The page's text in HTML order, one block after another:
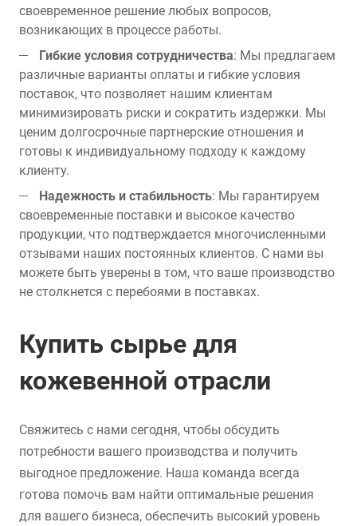
своевременное решение любых вопросов,
возникающих в процессе работы.
Гибкие условия сотрудничества: Мы предлагаем
различные варианты оплаты и гибкие условия
поставок, что позволяет нашим клиентам
минимизировать риски и сократить издержки. Мы
ценим долгосрочные партнерские отношения и
готовы к индивидуальному подходу к каждому
клиенту.
Надежность и стабильность: Мы гарантируем
своевременные поставки и высокое качество
продукции, что подтверждается многочисленными
отзывами наших постоянных клиентов. С нами вы
можете быть уверены в том, что ваше производство
не столкнется с перебоями в поставках.
Купить сырье для
кожевенной отрасли
Свяжитесь с нами сегодня, чтобы обсудить
потребности вашего производства и получить
выгодное предложение. Наша команда всегда
готова помочь вам найти оптимальные решения
для вашего бизнеса, обеспечить высокий уровень